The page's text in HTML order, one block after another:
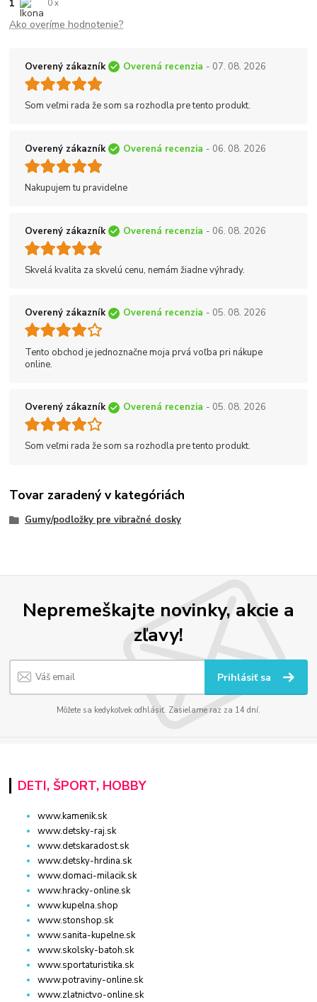
1 0 x
Ako overíme hodnotenie?
Overený zákazník Overená recenzia - 07. 08. 2026
Som veľmi rada že som sa rozhodla pre tento produkt.
Overený zákazník Overená recenzia - 06. 08. 2026
Nakupujem tu pravidelne
Overený zákazník Overená recenzia - 06. 08. 2026
Skvelá kvalita za skvelú cenu, nemám žiadne výhrady.
Overený zákazník Overená recenzia - 05. 08. 2026
Tento obchod je jednoznačne moja prvá voľba pri nákupe
online.
Overený zákazník Overená recenzia - 05. 08. 2026
Som veľmi rada že som sa rozhodla pre tento produkt.
Tovar zaradený v kategóriách
Gumy/podložky pre vibračné dosky
Nepremeškajte novinky, akcie a
zľavy!
Prihlásiť sa
Môžete sa kedykoľvek odhlásiť. Zasielame raz za 14 dní.
DETI, ŠPORT, HOBBY
www.kamenik.sk
www.detsky-raj.sk
www.detskaradost.sk
www.detsky-hrdina.sk
www.domaci-milacik.sk
www.hracky-online.sk
www.kupelna.shop
www.stonshop.sk
www.sanita-kupelne.sk
www.skolsky-batoh.sk
www.sportaturistika.sk
www.potraviny-online.sk
www.zlatnictvo-online.sk